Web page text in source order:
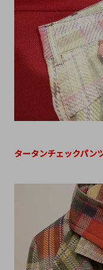
タータンチェックパン